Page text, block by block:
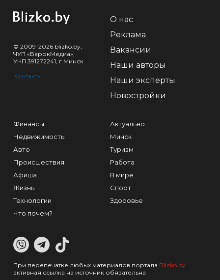
© 2009-2026 blizko.by,
ЧУП «БарокМедиа»,
УНП 391272241, г.Минск
Контакты
О нас
Реклама
Вакансии
Наши авторы
Наши эксперты
Новостройки
Финансы
Недвижимость
Авто
Происшествия
Афиша
Жизнь
Технологии
Что почем?
Актуально
Минск
Туризм
Работа
В мире
Спорт
Здоровье
При перепечатке любых материалов портала Blizko.by
активная ссылка на источник обязательна